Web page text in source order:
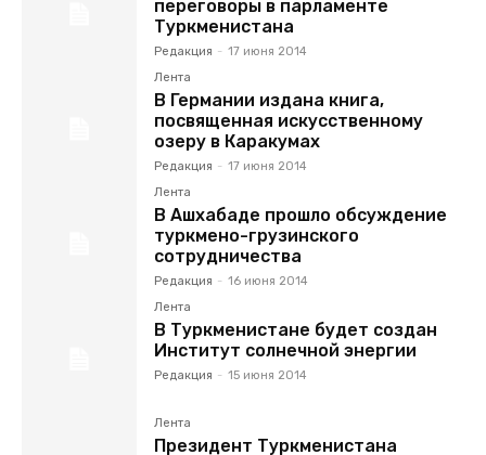
переговоры в парламенте
Туркменистана
Редакция - 17 июня 2014
Лента
В Германии издана книга,
посвященная искусственному
озеру в Каракумах
Редакция - 17 июня 2014
Лента
В Ашхабаде прошло обсуждение
туркмено-грузинского
сотрудничества
Редакция - 16 июня 2014
Лента
В Туркменистане будет создан
Институт солнечной энергии
Редакция - 15 июня 2014
Лента
Президент Туркменистана